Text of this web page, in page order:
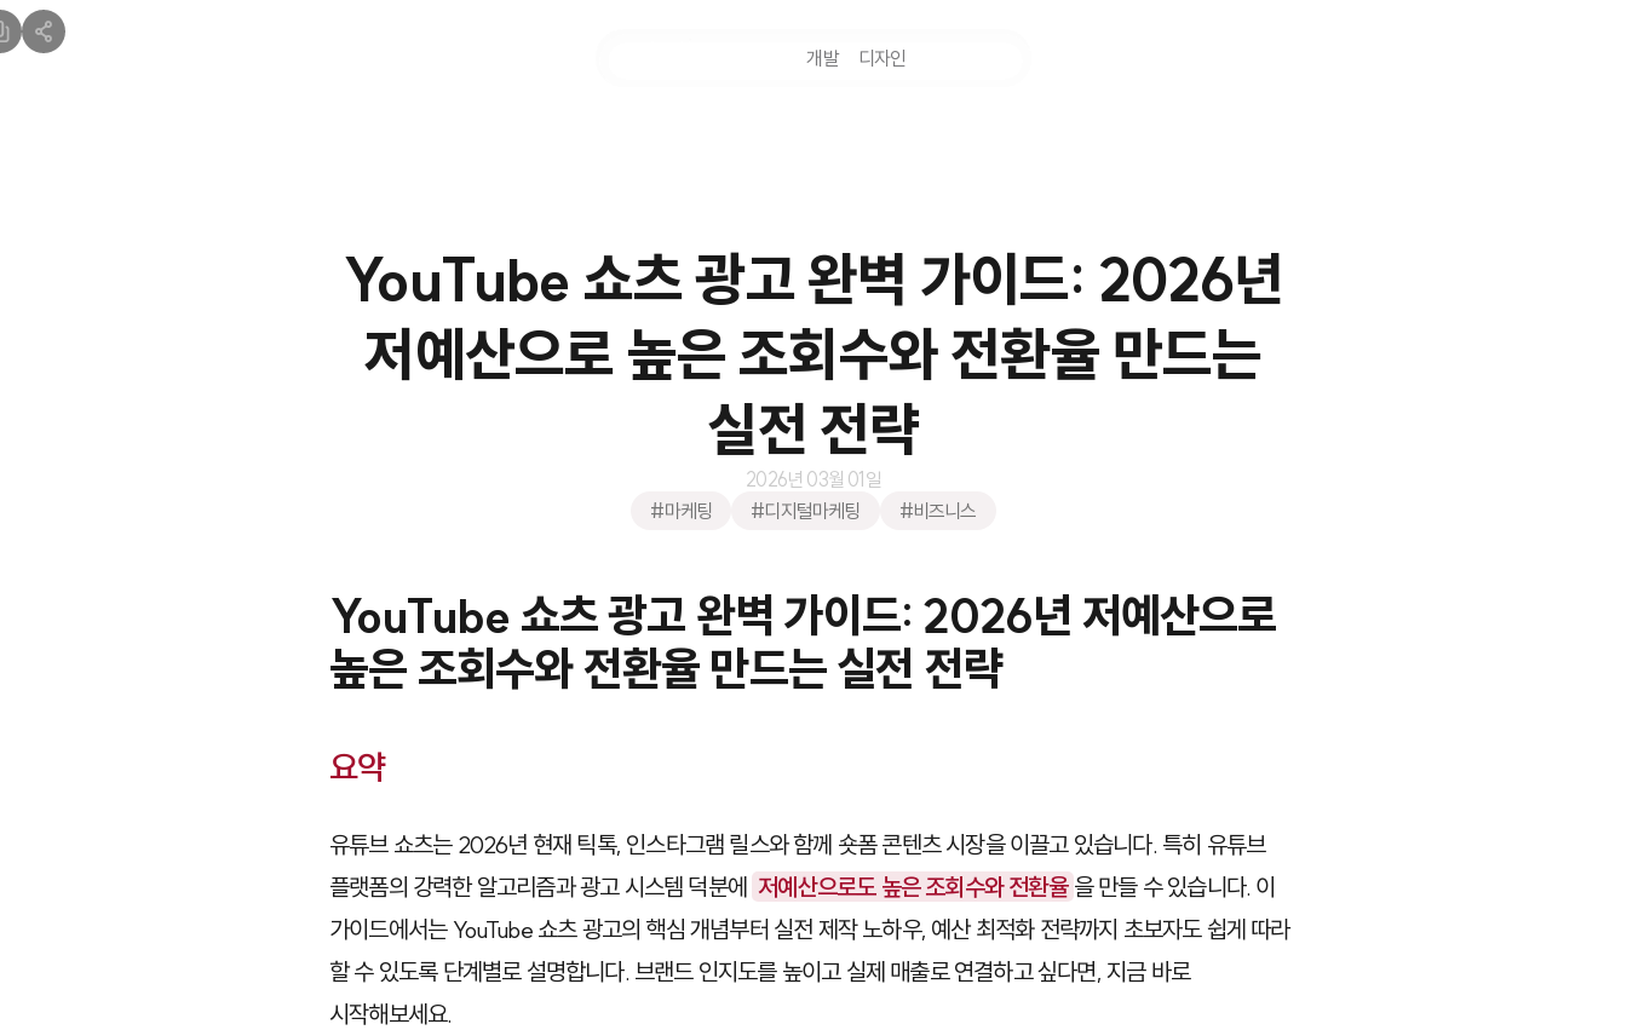
개발 디자인
YouTube 쇼츠 광고 완벽 가이드: 2026년
저예산으로 높은 조회수와 전환율 만드는
실전 전략
2026년 03월 01일
#마케팅
#디지털마케팅 #비즈니스
YouTube 쇼츠 광고 완벽 가이드: 2026년 저예산으로
높은 조회수와 전환율 만드는 실전 전략
요약
유튜브 쇼츠는 2026년 현재 틱톡, 인스타그램 릴스와 함께 숏폼 콘텐츠 시장을 이끌고 있습니다. 특히 유튜브
플랫폼의 강력한 알고리즘과 광고 시스템 덕분에 저예산으로도 높은 조회수와 전환율 을 만들 수 있습니다. 이
가이드에서는 YouTube 쇼츠 광고의 핵심 개념부터 실전 제작 노하우, 예산 최적화 전략까지 초보자도 쉽게 따라
할 수 있도록 단계별로 설명합니다. 브랜드 인지도를 높이고 실제 매출로 연결하고 싶다면, 지금 바로
시작해보세요.